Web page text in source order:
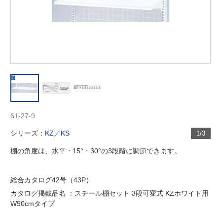
1/3
61-27-9
シリーズ： KZ／KS
棚の角度は、水平・15°・30°の3段階に調節できます。
総合カタログ42号（43P）
カタログ掲載品名 ：スチール棚セット 3段可変式 KZホワイト用
W90cmタイプ